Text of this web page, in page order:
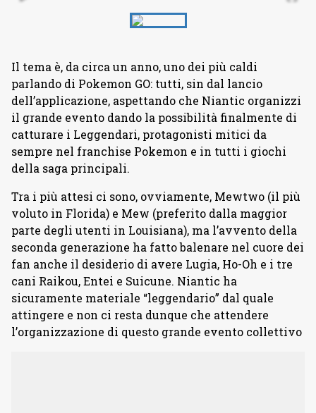
Il tema è, da circa un anno, uno dei più caldi
parlando di Pokemon GO: tutti, sin dal lancio
dell’applicazione, aspettando che Niantic organizzi
il grande evento dando la possibilità finalmente di
catturare i Leggendari, protagonisti mitici da
sempre nel franchise Pokemon e in tutti i giochi
della saga principali.
Tra i più attesi ci sono, ovviamente, Mewtwo (il più
voluto in Florida) e Mew (preferito dalla maggior
parte degli utenti in Louisiana), ma l’avvento della
seconda generazione ha fatto balenare nel cuore dei
fan anche il desiderio di avere Lugia, Ho-Oh e i tre
cani Raikou, Entei e Suicune. Niantic ha
sicuramente materiale “leggendario” dal quale
attingere e non ci resta dunque che attendere
l’organizzazione di questo grande evento collettivo